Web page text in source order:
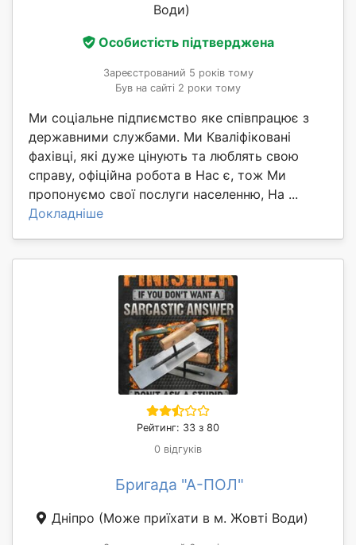
Води)
Особистість підтверджена
Зареєстрований 5 років тому
Був на сайті 2 роки тому
Ми соціальне підпиємство яке співпрацює з
державними службами. Ми Кваліфіковані
фахівці, які дуже цінують та люблять свою
справу, офіційна робота в Нас є, тож Ми
пропонуємо свої послуги населенню, На ...
Докладніше
Рейтинг: 33 з 80
0 відгуків
Бригада "А-ПОЛ"
Дніпро (Може приїхати в м. Жовті Води)